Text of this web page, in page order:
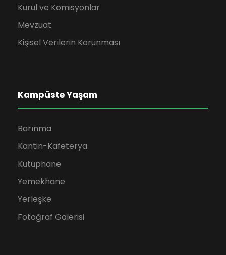
Kurul ve Komisyonlar
Mevzuat
Kişisel Verilerin Korunması
Kampüste Yaşam
Barınma
Kantin-Kafeterya
Kütüphane
Yemekhane
Yerleşke
Fotoğraf Galerisi